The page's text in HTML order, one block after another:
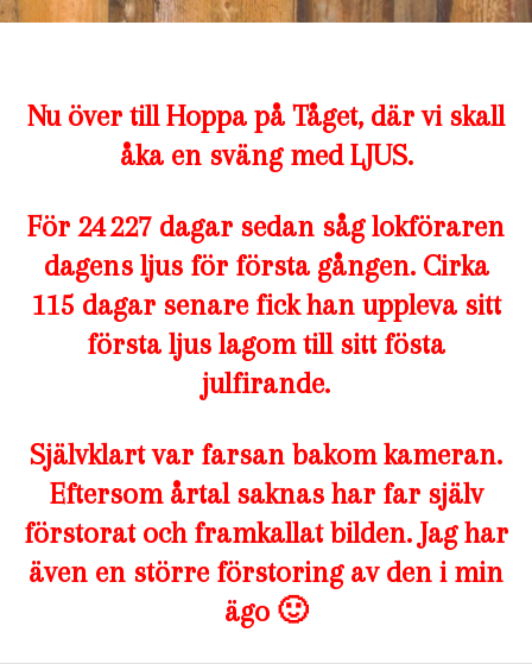
Nu över till Hoppa på Tåget, där vi skall
åka en sväng med LJUS.
För 24 227 dagar sedan såg lokföraren
dagens ljus för första gången. Cirka
115 dagar senare fick han uppleva sitt
första ljus lagom till sitt fösta
julfirande.
Självklart var farsan bakom kameran.
Eftersom årtal saknas har far själv
förstorat och framkallat bilden. Jag har
även en större förstoring av den i min
ägo 🙂